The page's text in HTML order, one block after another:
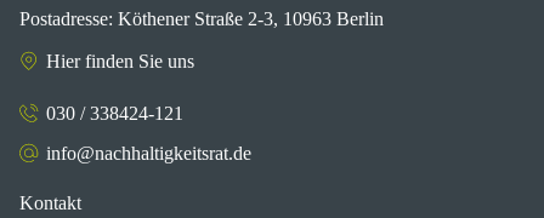
Postadresse: Köthener Straße 2-3, 10963 Berlin
Hier finden Sie uns
030 / 338424-121
info@nachhaltigkeitsrat.de
Kontakt